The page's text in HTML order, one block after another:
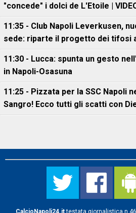
"concede" i dolci de L'Etoile |
11:35 - Club Napoli Leverkusen,
sede: riparte il progetto dei tifosi
11:30 - Lucca: spunta un gesto
in Napoli-Osasuna
11:25 - Pizzata per la SSC Napoli
Sangro! Ecco tutti gli scatti con
CalcioNapoli24.ittestata giornalistica n.46